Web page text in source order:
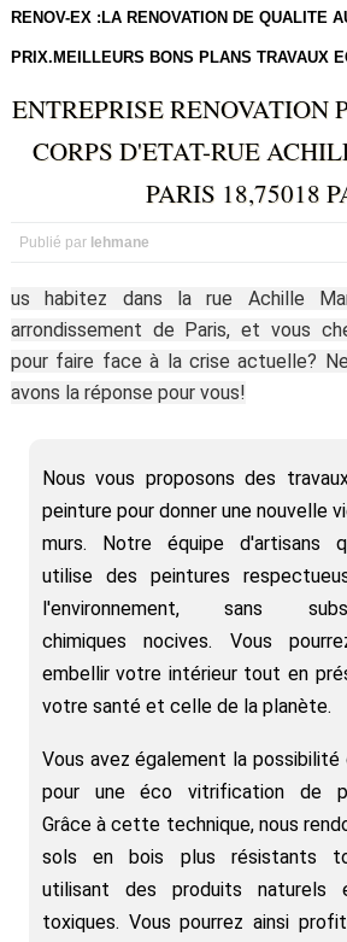
RENOV-EX :LA RENOVATION DE QUALITE
PRIX.MEILLEURS BONS PLANS TRAVAUX
ENTREPRISE RENOVATION
CORPS D'ETAT-RUE
PARIS 18,75018
Publié par lehmane
us habitez dans la rue Achille
arrondissement de Paris, et vous
pour faire face à la crise actuelle?
avons la réponse pour vous!
Nous vous proposons des
peinture pour donner une nouvelle
murs. Notre équipe d'artisans
utilise des peintures
l'environnement, sans
chimiques nocives. Vous
embellir votre intérieur tout en
votre santé et celle de la planète.
Vous avez également la
pour une éco vitrification de
Grâce à cette technique, nous
sols en bois plus résistants
utilisant des produits naturels
toxiques. Vous pourrez ainsi